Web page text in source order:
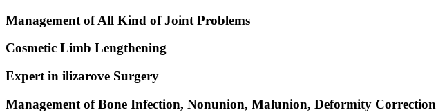
Management of All Kind of Joint Problems
Cosmetic Limb Lengthening
Expert in ilizarove Surgery
Management of Bone Infection, Nonunion, Malunion, Deformity Correction